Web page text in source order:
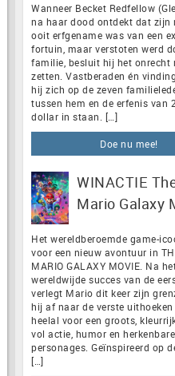
Wanneer Becket Redfellow
na haar dood ontdekt dat zijn
ooit erfgename was van een
fortuin, maar verstoten werd
familie, besluit hij het onrecht
zetten. Vastberaden én
hij zich op de zeven
tussen hem en de erfenis van
dollar in staan. […]
Doe nu mee!
WINACTIE
Mario Galaxy
Het wereldberoemde game-
voor een nieuw avontuur in
MARIO GALAXY MOVIE. Na
wereldwijde succes van de
verlegt Mario dit keer zijn
hij af naar de verste
heelal voor een groots,
vol actie, humor en herkenbare
personages. Geïnspireerd op
[…]